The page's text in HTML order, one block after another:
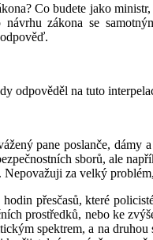
Co budete jako
zákona se
odpověděl na tuto
pane poslanče, dámy
sborů, ale
za velký
přesčasů, které
prostředků, nebo ke
spektrem, a na